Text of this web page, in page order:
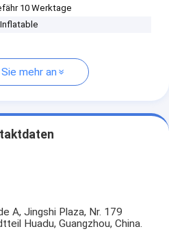
10 Werktage
mehr an
A, Jingshi Plaza, Nr. 179
Huadu, Guangzhou, China.